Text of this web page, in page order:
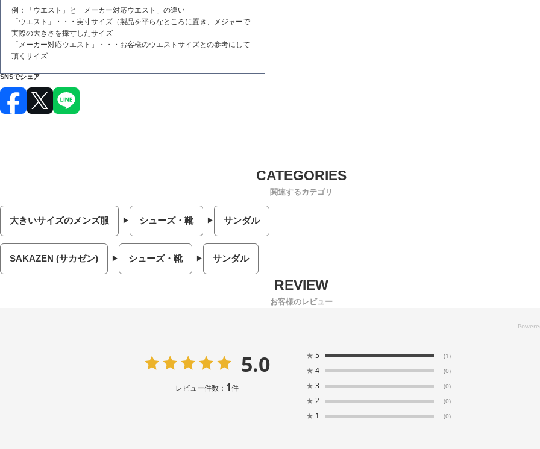
例：「ウエスト」と「メーカー対応ウエスト」の違い
「ウエスト」・・・実寸サイズ（製品を平らなところに置き、メジャーで
実際の大きさを採寸したサイズ
「メーカー対応ウエスト」・・・お客様のウエストサイズとの参考にして
頂くサイズ
SNSでシェア
関連するカテゴリ
大きいサイズのメンズ服 シューズ・靴 サンダル
SAKAZEN (サカゼン) シューズ・靴 サンダル
お客様のレビュー
5.0
レビュー件数： 1件
★ 5 (1)
★ 4 (0)
★ 3 (0)
★ 2 (0)
★ 1 (0)